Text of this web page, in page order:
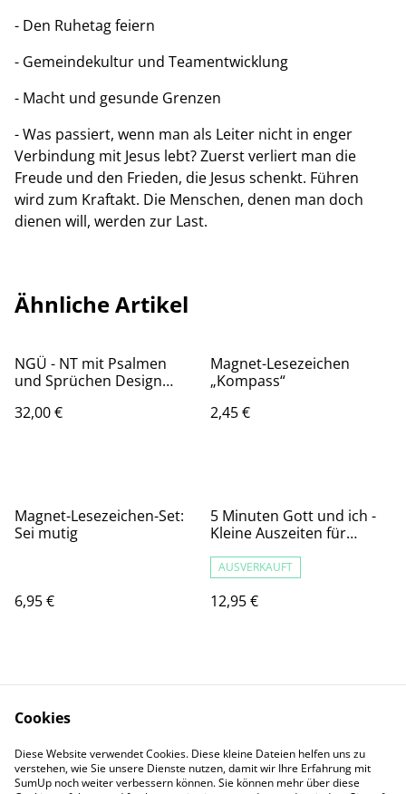
- Den Ruhetag feiern
- Gemeindekultur und Teamentwicklung
- Macht und gesunde Grenzen
- Was passiert, wenn man als Leiter nicht in enger
Verbindung mit Jesus lebt? Zuerst verliert man die
Freude und den Frieden, die Jesus schenkt. Führen
wird zum Kraftakt. Die Menschen, denen man doch
dienen will, werden zur Last.
Ähnliche Artikel
NGÜ - NT mit Psalmen
und Sprüchen Design
32,00 €
Magnet-Lesezeichen
„Kompass“
2,45 €
Magnet-Lesezeichen-Set:
Sei mutig
6,95 €
5 Minuten Gott und ich -
Kleine Auszeiten für
AUSVERKAUFT
12,95 €
Kontaktieren Sie uns
Rechtliche
Bestimmungen
Cookies
Diese Website verwendet Cookies. Diese kleine Dateien helfen uns zu
verstehen, wie Sie unsere Dienste nutzen, damit wir Ihre Erfahrung mit
SumUp noch weiter verbessern können. Sie können mehr über diese